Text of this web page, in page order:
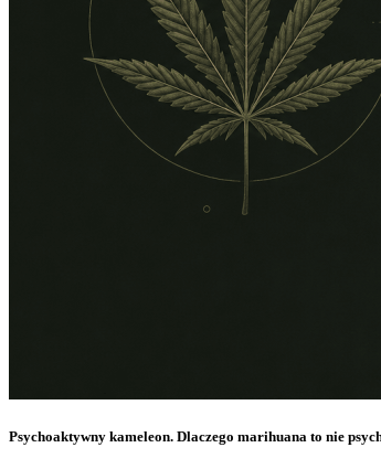
Psychoaktywny kameleon. Dlaczego marihuana to nie